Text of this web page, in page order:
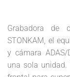
Grabadora de
STONKAM, el
y cámara
una sola